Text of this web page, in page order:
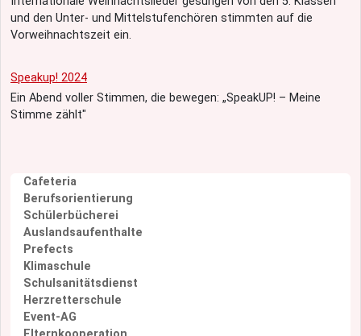
und den Unter- und Mittelstufenchören stimmten auf die
Vorweihnachtszeit ein.
Speakup! 2024
Ein Abend voller Stimmen, die bewegen: „SpeakUP! – Meine
Stimme zählt"
Cafeteria
Berufsorientierung
Schülerbücherei
Auslandsaufenthalte
Prefects
Klimaschule
Schulsanitätsdienst
Herzretterschule
Event-AG